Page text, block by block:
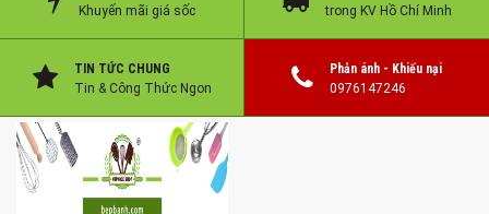
Khuyến mãi giá sốc
trong KV Hồ Chí Minh
TIN TỨC CHUNG
Tin & Công Thức Ngon
Phản ánh - Khiếu nại
0976147246